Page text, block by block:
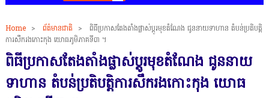
Home > ព័ត៌មានជាតិ >
ពិធីប្រកាសតែងតាំងផ្លាស់ប្តូរមុខតំណែង ជូននាយទាហាន តំបន់ប្រតិបត្តិ
ការសឹករងកោះកុង យោធភូមិភាគទី៣ ។
ពិធីប្រកាសតែងតាំងផ្លាស់ប្តូរមុខតំណែង ជូននាយ
ទាហាន តំបន់ប្រតិបត្តិការសឹករងកោះកុង យោធ